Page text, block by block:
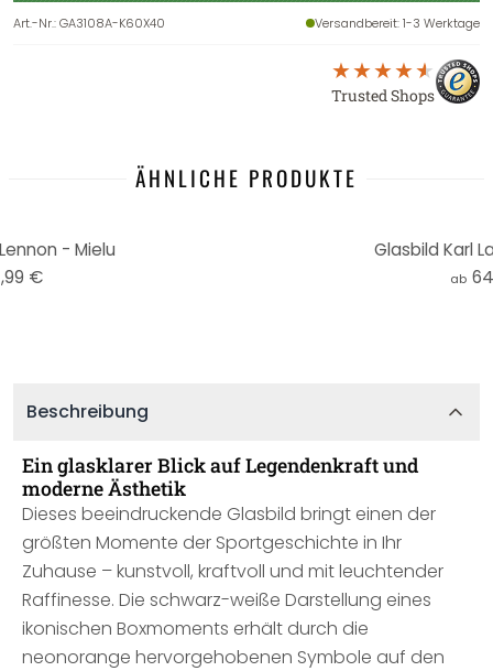
Art.-Nr.:GA3108A-K60X40 Versandbereit: 1-3 Werktage
Trusted Shops
ÄHNLICHE PRODUKTE
- Mielu
€
Glasbild Karl
ab
Beschreibung
Ein glasklarer Blick auf Legendenkraft und
moderne Ästhetik
Dieses beeindruckende Glasbild bringt einen der
größten Momente der Sportgeschichte in Ihr
Zuhause – kunstvoll, kraftvoll und mit leuchtender
Raffinesse. Die schwarz-weiße Darstellung eines
ikonischen Boxmoments erhält durch die
neonorange hervorgehobenen Symbole auf den